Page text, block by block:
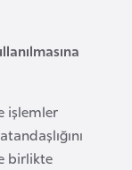
işlemler
birlikte